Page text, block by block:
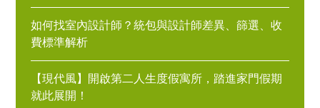
如何找室內設計師？統包與設計師差異、篩選、收
費標準解析
【現代風】開啟第二人生度假寓所，踏進家門假期
就此展開！